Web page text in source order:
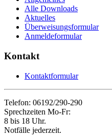
Alle Downloads
Aktuelles
Überweisungsformular
Anmeldeformular
Kontakt
Kontaktformular
Telefon: 06192/290-290
Sprechzeiten Mo-Fr:
8 bis 18 Uhr.
Notfälle jederzeit.